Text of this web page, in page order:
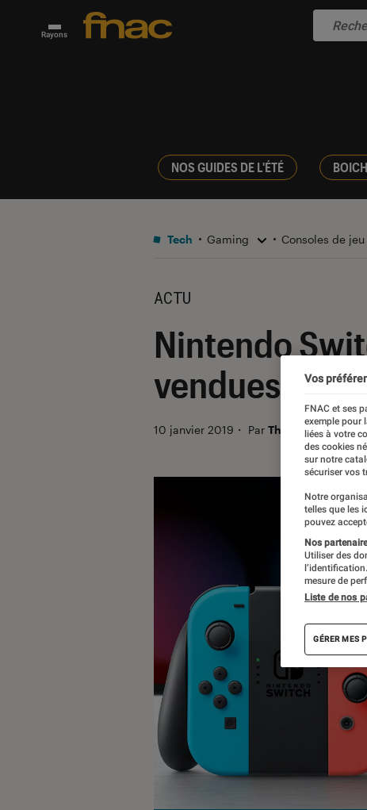
Rayons
NOS GUIDES DE L'ÉTÉ
Tech Gaming Consoles de jeu
ACTU
Nintendo
vendues en
10 janvier 2019 ・ Par Thomas Estimbre
Vos
FNAC et ses
exemple pour
liées à votre
des cookies
sur notre
sécuriser vos
Notre
telles que les
pouvez
Nos
Utiliser des
mesure de
Liste de nos
GÉRER MES